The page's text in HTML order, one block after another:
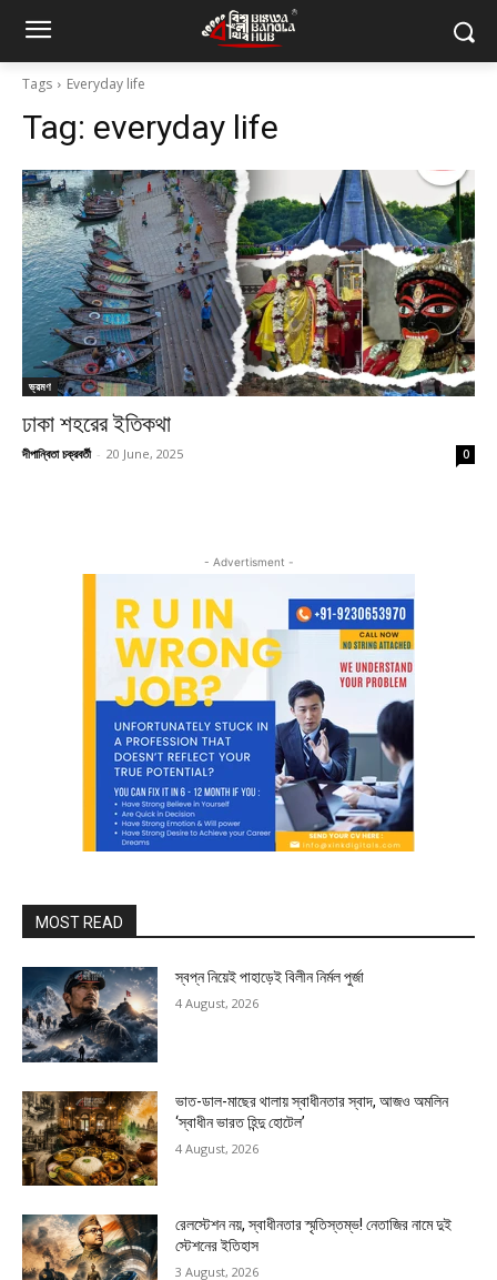
Tags Everyday life
Tag: everyday life
ভ্রমণ
ঢাকা শহরের ইতিকথা
দীপান্বিতা চক্রবর্তী - 20 June, 2025 0
- Advertisment -
MOST READ
স্বপ্ন নিয়েই পাহাড়েই বিলীন নির্মল পুর্জা
4 August, 2026
ভাত-ডাল-মাছের থালায় স্বাধীনতার স্বাদ, আজও অমলিন
‘স্বাধীন ভারত হিন্দু হোটেল’
4 August, 2026
রেলস্টেশন নয়, স্বাধীনতার স্মৃতিস্তম্ভ! নেতাজির নামে দুই
স্টেশনের ইতিহাস
3 August, 2026